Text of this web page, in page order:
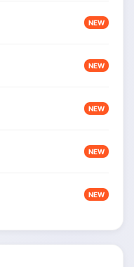
NEW
NEW
NEW
NEW
NEW